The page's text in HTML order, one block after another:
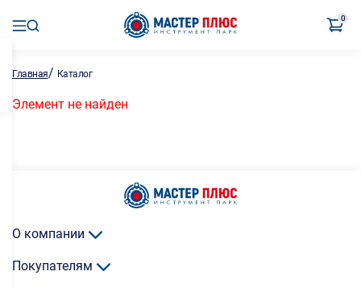
0
Главная/ Каталог
Элемент не найден
О компании
Покупателям